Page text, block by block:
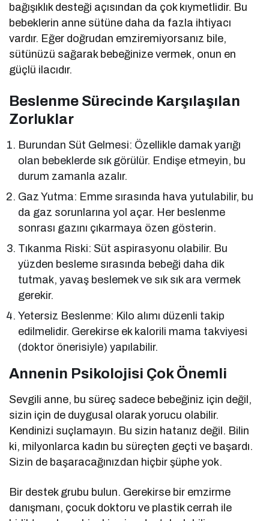
bağışıklık desteği açısından da çok kıymetlidir. Bu
bebeklerin anne sütüne daha da fazla ihtiyacı
vardır. Eğer doğrudan emziremiyorsanız bile,
sütünüzü sağarak bebeğinize vermek, onun en
güçlü ilacıdır.
Beslenme Sürecinde Karşılaşılan
Zorluklar
Burundan Süt Gelmesi: Özellikle damak yarığı
olan bebeklerde sık görülür. Endişe etmeyin, bu
durum zamanla azalır.
Gaz Yutma: Emme sırasında hava yutulabilir, bu
da gaz sorunlarına yol açar. Her beslenme
sonrası gazını çıkarmaya özen gösterin.
Tıkanma Riski: Süt aspirasyonu olabilir. Bu
yüzden besleme sırasında bebeği daha dik
tutmak, yavaş beslemek ve sık sık ara vermek
gerekir.
Yetersiz Beslenme: Kilo alımı düzenli takip
edilmelidir. Gerekirse ek kalorili mama takviyesi
(doktor önerisiyle) yapılabilir.
Annenin Psikolojisi Çok Önemli
Sevgili anne, bu süreç sadece bebeğiniz için değil,
sizin için de duygusal olarak yorucu olabilir.
Kendinizi suçlamayın. Bu sizin hatanız değil. Bilin
ki, milyonlarca kadın bu süreçten geçti ve başardı.
Sizin de başaracağınızdan hiçbir şüphe yok.
Bir destek grubu bulun. Gerekirse bir emzirme
danışmanı, çocuk doktoru ve plastik cerrah ile